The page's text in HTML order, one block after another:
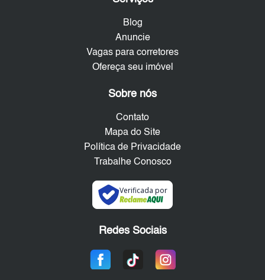
Blog
Anuncie
Vagas para corretores
Ofereça seu imóvel
Sobre nós
Contato
Mapa do Site
Política de Privacidade
Trabalhe Conosco
Verificada por
Redes Sociais